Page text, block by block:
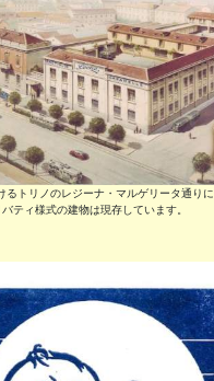
るトリノのレジーナ・マルゲリータ通り
ティ様式の建物は現存しています。